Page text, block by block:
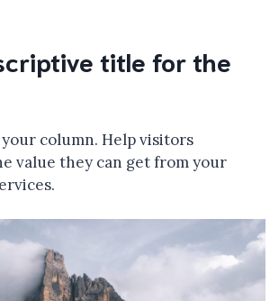
title for the
column. Help visitors
value they can get from your